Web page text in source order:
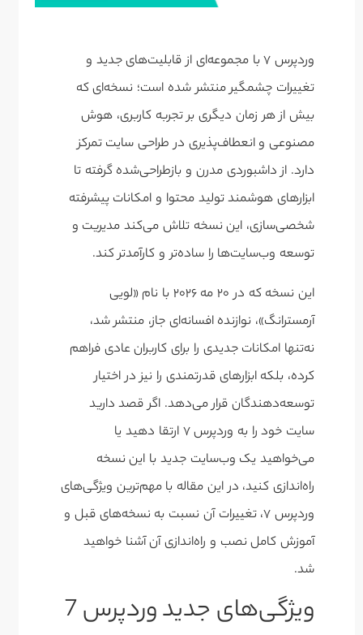
وردپرس ۷ با مجموعه‌ای از قابلیت‌های جدید و
تغییرات چشمگیر منتشر شده است؛ نسخه‌ای که
بیش از هر زمان دیگری بر تجربه کاربری، هوش
مصنوعی و انعطاف‌پذیری در طراحی سایت تمرکز
دارد. از داشبوردی مدرن و بازطراحی‌شده گرفته تا
ابزارهای هوشمند تولید محتوا و امکانات پیشرفته
شخصی‌سازی، این نسخه تلاش می‌کند مدیریت و
توسعه وب‌سایت‌ها را ساده‌تر و کارآمدتر کند.
این نسخه که در ۲۰ مه ۲۰۲۶ با نام «لویی
آرمسترانگ»، نوازنده افسانه‌ای جاز، منتشر شد،
نه‌تنها امکانات جدیدی را برای کاربران عادی فراهم
کرده، بلکه ابزارهای قدرتمندی را نیز در اختیار
توسعه‌دهندگان قرار می‌دهد. اگر قصد دارید
سایت خود را به وردپرس ۷ ارتقا دهید یا
می‌خواهید یک وب‌سایت جدید با این نسخه
راه‌اندازی کنید، در این مقاله با مهم‌ترین ویژگی‌های
وردپرس ۷، تغییرات آن نسبت به نسخه‌های قبل و
آموزش کامل نصب و راه‌اندازی آن آشنا خواهید
شد.
ویژگی‌های جدید وردپرس 7